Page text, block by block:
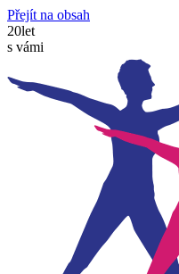
Přejít na obsah
20let
s vámi